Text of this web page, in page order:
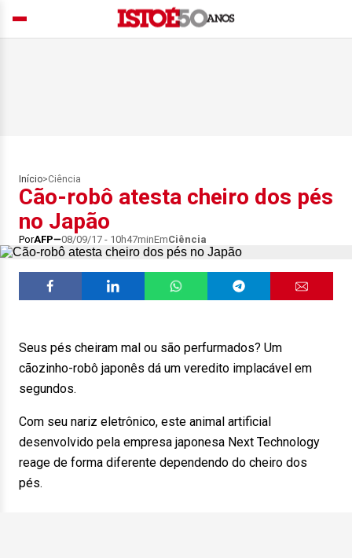
Início>Ciência
Cão-robô atesta cheiro dos pés
no Japão
PorAFP 08/09/17 - 10h47minEmCiência
Seus pés cheiram mal ou são perfurmados? Um
cãozinho-robô japonês dá um veredito implacável em
segundos.
Com seu nariz eletrônico, este animal artificial
desenvolvido pela empresa japonesa Next Technology
reage de forma diferente dependendo do cheiro dos
pés.